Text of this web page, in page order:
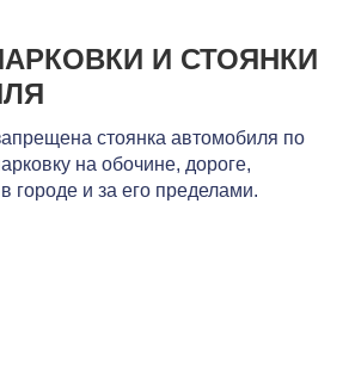
И СТОЯНКИ
стоянка автомобиля по
на обочине, дороге,
городе и за его пределами.